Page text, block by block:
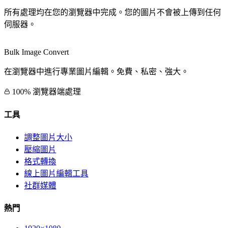
所有處理均在您的瀏覽器中完成。您的圖片不會被上傳到任何
伺服器。
Bulk Image Convert
在瀏覽器中進行專業圖片編輯。免費、私密、強大。
100% 瀏覽器端處理
工具
調整圖片大小
壓縮圖片
格式轉換
線上圖片編輯工具
社群媒體
熱門